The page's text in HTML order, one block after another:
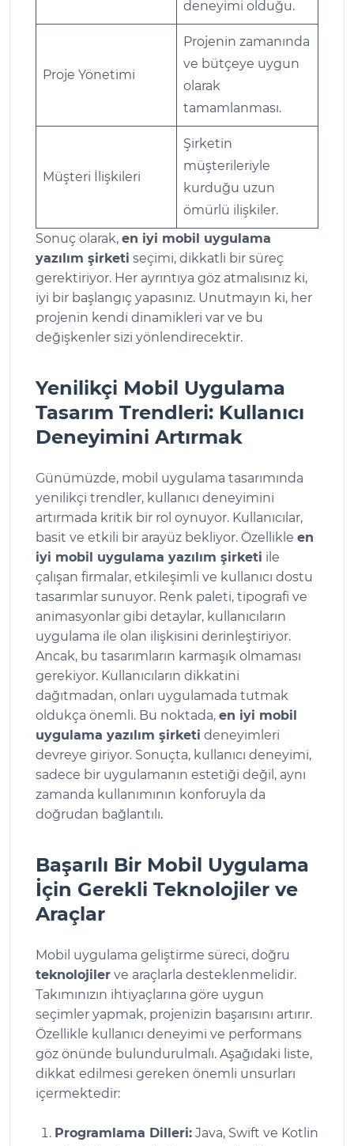
deneyimi olduğu.
Proje Yönetimi
Projenin zamanında
ve bütçeye uygun
olarak
tamamlanması.
Müşteri İlişkileri
Şirketin
müşterileriyle
kurduğu uzun
ömürlü ilişkiler.
Sonuç olarak, en iyi mobil uygulama
yazılım şirketi seçimi, dikkatli bir süreç
gerektiriyor. Her ayrıntıya göz atmalısınız ki,
iyi bir başlangıç yapasınız. Unutmayın ki, her
projenin kendi dinamikleri var ve bu
değişkenler sizi yönlendirecektir.
Yenilikçi Mobil Uygulama
Tasarım Trendleri: Kullanıcı
Deneyimini Artırmak
Günümüzde, mobil uygulama tasarımında
yenilikçi trendler, kullanıcı deneyimini
artırmada kritik bir rol oynuyor. Kullanıcılar,
basit ve etkili bir arayüz bekliyor. Özellikle en
iyi mobil uygulama yazılım şirketi ile
çalışan firmalar, etkileşimli ve kullanıcı dostu
tasarımlar sunuyor. Renk paleti, tipografi ve
animasyonlar gibi detaylar, kullanıcıların
uygulama ile olan ilişkisini derinleştiriyor.
Ancak, bu tasarımların karmaşık olmaması
gerekiyor. Kullanıcıların dikkatini
dağıtmadan, onları uygulamada tutmak
oldukça önemli. Bu noktada, en iyi mobil
uygulama yazılım şirketi deneyimleri
devreye giriyor. Sonuçta, kullanıcı deneyimi,
sadece bir uygulamanın estetiği değil, aynı
zamanda kullanımının konforuyla da
doğrudan bağlantılı.
Başarılı Bir Mobil Uygulama
İçin Gerekli Teknolojiler ve
Araçlar
Mobil uygulama geliştirme süreci, doğru
teknolojiler ve araçlarla desteklenmelidir.
Takımınızın ihtiyaçlarına göre uygun
seçimler yapmak, projenizin başarısını artırır.
Özellikle kullanıcı deneyimi ve performans
göz önünde bulundurulmalı. Aşağıdaki liste,
dikkat edilmesi gereken önemli unsurları
içermektedir:
Programlama Dilleri: Java, Swift ve Kotlin